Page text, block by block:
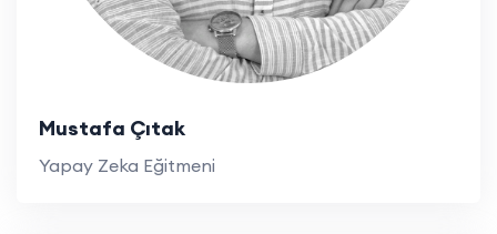
Mustafa Çıtak
Yapay Zeka Eğitmeni